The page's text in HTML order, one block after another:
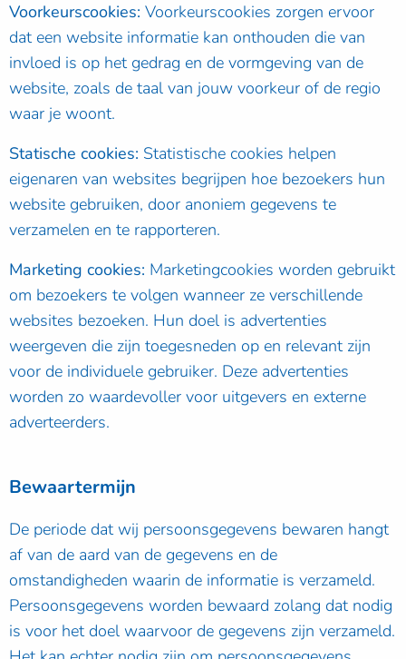
Voorkeurscookies: Voorkeurscookies zorgen ervoor
dat een website informatie kan onthouden die van
invloed is op het gedrag en de vormgeving van de
website, zoals de taal van jouw voorkeur of de regio
waar je woont.
Statische cookies: Statistische cookies helpen
eigenaren van websites begrijpen hoe bezoekers hun
website gebruiken, door anoniem gegevens te
verzamelen en te rapporteren.
Marketing cookies: Marketingcookies worden gebruikt
om bezoekers te volgen wanneer ze verschillende
websites bezoeken. Hun doel is advertenties
weergeven die zijn toegesneden op en relevant zijn
voor de individuele gebruiker. Deze advertenties
worden zo waardevoller voor uitgevers en externe
adverteerders.
Bewaartermijn
De periode dat wij persoonsgegevens bewaren hangt
af van de aard van de gegevens en de
omstandigheden waarin de informatie is verzameld.
Persoonsgegevens worden bewaard zolang dat nodig
is voor het doel waarvoor de gegevens zijn verzameld.